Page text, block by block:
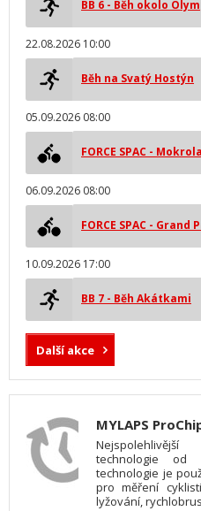
BB 6 - Běh okolo
22.08.2026 10:00
Běh na Svatý Hostýn
05.09.2026 08:00
FORCE SPAC -
06.09.2026 08:00
FORCE SPAC - Grand
10.09.2026 17:00
BB 7 - Běh Akátkami
Další akce
MYLAPS
technologie od
technologie je
pro měření
lyžování,